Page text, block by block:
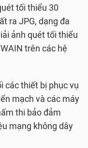
tối thiểu 30
ra JPG, dạng đa
ảnh quét tối thiểu
trên các hệ
các thiết bị phục vụ
mạch và các máy
thi bảo đảm
mạng không dây